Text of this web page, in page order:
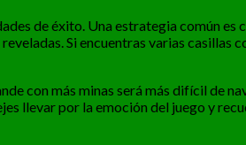
de éxito. Una estrategia común es
Si encuentras varias casillas
con más minas será más difícil de
llevar por la emoción del juego y